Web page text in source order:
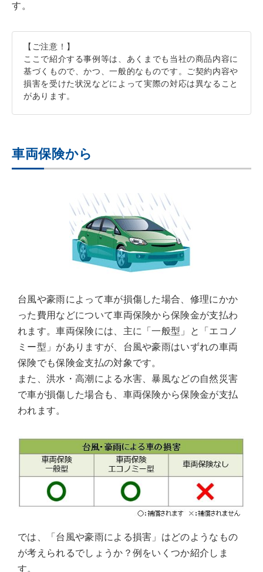
す。
【ご注意！】
ここで紹介する事例等は、あくまでも当社の商品内容に
基づくもので、かつ、一般的なものです。ご契約内容や
損害を受けた状況などによって実際の対応は異なること
があります。
車両保険から
台風や豪雨によって車が損傷した場合、修理にかか
った費用などについて車両保険から保険金が支払わ
れます。車両保険には、主に「一般型」と「エコノ
ミー型」がありますが、台風や豪雨はいずれの車両
保険でも保険金支払の対象です。
また、洪水・高潮による水害、暴風などの自然災害
で車が損傷した場合も、車両保険から保険金が支払
われます。
では、「台風や豪雨による損害」はどのようなもの
が考えられるでしょうか？例をいくつか紹介しま
す。